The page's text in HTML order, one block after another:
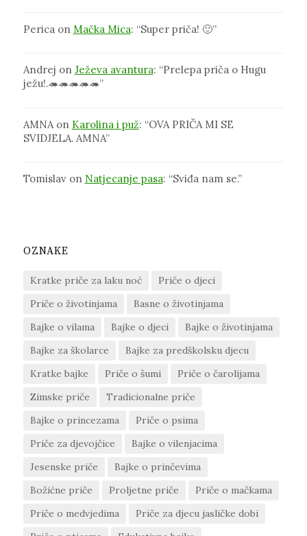
Pericaon Mačka Mica: “Super priča! 🙂”
Andrej on Ježeva avantura: “Prelepa priča o Hugu
ježu!.🦔🦔🦔🦔🦔”
AMNAon Karolina i puž: “OVA PRIČA MI SE
SVIDJELA. AMNA”
Tomislavon Natjecanje pasa: “Sviđa nam se.”
OZNAKE
Kratke priče za laku noć
Priče o djeci
Priče o životinjama
Basne o životinjama
Bajke o vilama
Bajke o djeci
Bajke o životinjama
Bajke za školarce
Bajke za predškolsku djecu
Kratke bajke
Priče o šumi
Priče o čarolijama
Zimske priče
Tradicionalne priče
Bajke o princezama
Priče o psima
Priče za djevojčice
Bajke o vilenjacima
Jesenske priče
Bajke o prinčevima
Božićne priče
Proljetne priče
Priče o mačkama
Priče o medvjedima
Priče za djecu jasličke dobi